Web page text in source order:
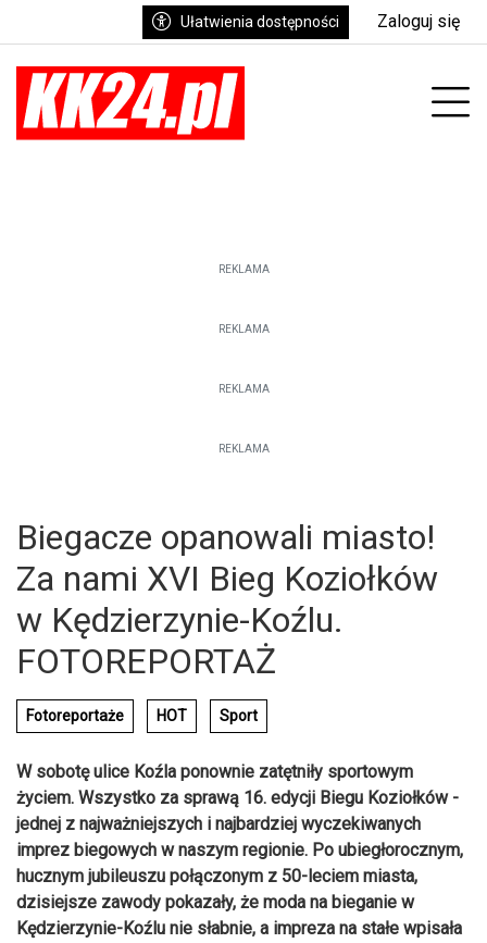
Ułatwienia dostępności Zaloguj się
REKLAMA
REKLAMA
REKLAMA
REKLAMA
Biegacze opanowali miasto!
Za nami XVI Bieg Koziołków
w Kędzierzynie-Koźlu.
FOTOREPORTAŻ
Fotoreportaże HOT Sport
W sobotę ulice Koźla ponownie zatętniły sportowym
życiem. Wszystko za sprawą 16. edycji Biegu Koziołków -
jednej z najważniejszych i najbardziej wyczekiwanych
imprez biegowych w naszym regionie. Po ubiegłorocznym,
hucznym jubileuszu połączonym z 50-leciem miasta,
dzisiejsze zawody pokazały, że moda na bieganie w
Kędzierzynie-Koźlu nie słabnie, a impreza na stałe wpisała